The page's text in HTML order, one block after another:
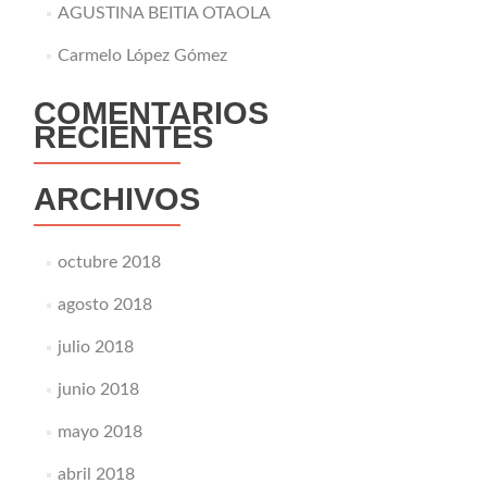
AGUSTINA BEITIA OTAOLA
Carmelo López Gómez
COMENTARIOS
RECIENTES
ARCHIVOS
octubre 2018
agosto 2018
julio 2018
junio 2018
mayo 2018
abril 2018